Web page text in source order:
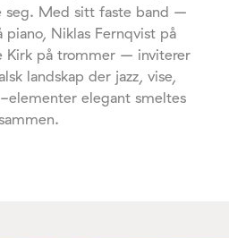
seg. Med sitt faste band –
piano, Niklas Fernqvist på
Kirk på trommer – inviterer
landskap der jazz, vise,
elementer elegant smeltes